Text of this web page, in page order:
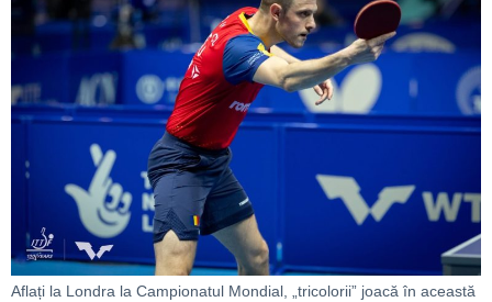
Aflați la Londra la Campionatul Mondial, „tricolorii” joacă în această